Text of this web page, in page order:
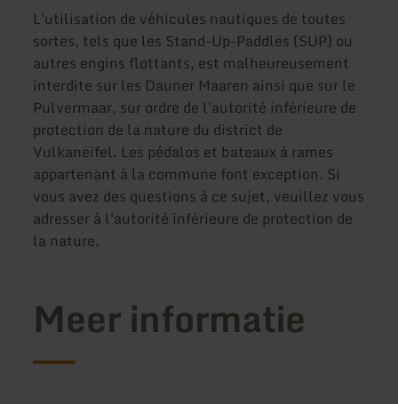
L'utilisation de véhicules nautiques de toutes
sortes, tels que les Stand-Up-Paddles (SUP) ou
autres engins flottants, est malheureusement
interdite sur les Dauner Maaren ainsi que sur le
Pulvermaar, sur ordre de l'autorité inférieure de
protection de la nature du district de
Vulkaneifel. Les pédalos et bateaux à rames
appartenant à la commune font exception. Si
vous avez des questions à ce sujet, veuillez vous
adresser à l'autorité inférieure de protection de
la nature.
Meer informatie